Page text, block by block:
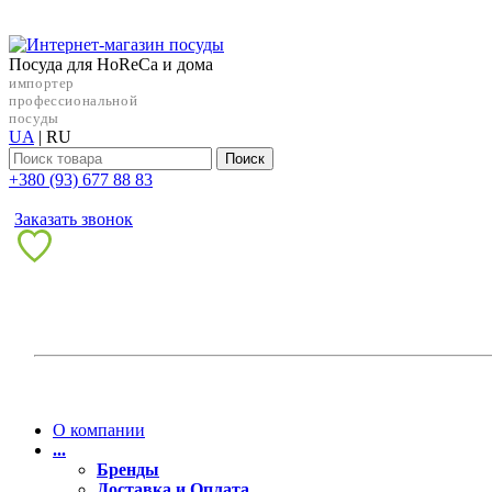
Посуда для HoReCa и дома
импортер
профессиональной
посуды
UA | RU
Поиск
+38‎0 (93) 677 88 83
Заказать звонок
О компании
...
Бренды